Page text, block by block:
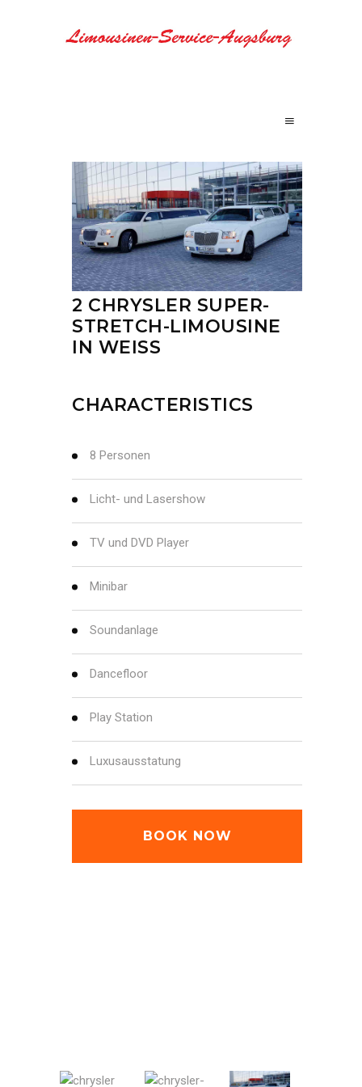
2 CHRYSLER SUPER-
STRETCH-LIMOUSINE
IN WEISS
CHARACTERISTICS
8 Personen
Licht- und Lasershow
TV und DVD Player
Minibar
Soundanlage
Dancefloor
Play Station
Luxusausstatung
BOOK NOW